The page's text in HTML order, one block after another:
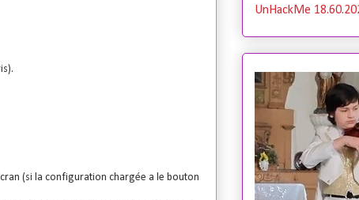
(si la configuration chargée a le bouton
UnHackMe